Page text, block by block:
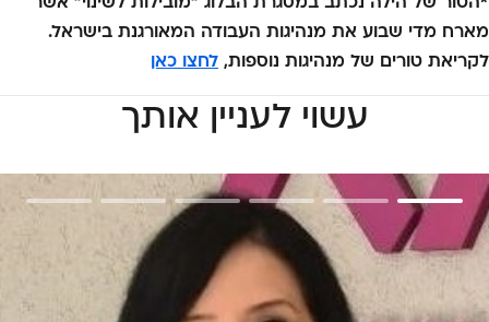
*הטור של הילה נכתב במסגרת הבלוג "מובילות לשינוי" אשר
מארח מדי שבוע את מנהיגות העבודה המאורגנת בישראל.
לקריאת טורים של מנהיגות נוספות, לחצו כאן
עשוי לעניין אותך